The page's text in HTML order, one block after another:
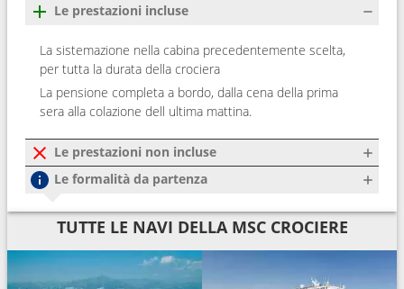
Le prestazioni incluse
La sistemazione nella cabina precedentemente scelta,
per tutta la durata della crociera
La pensione completa a bordo, dalla cena della prima
sera alla colazione dell ultima mattina.
Le prestazioni non incluse
Le formalità da partenza
TUTTE LE NAVI DELLA MSC CROCIERE